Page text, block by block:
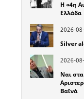
Η «4η
Ελλάδα
2026-
Silver
2026-
Ναι
Βαϊνά